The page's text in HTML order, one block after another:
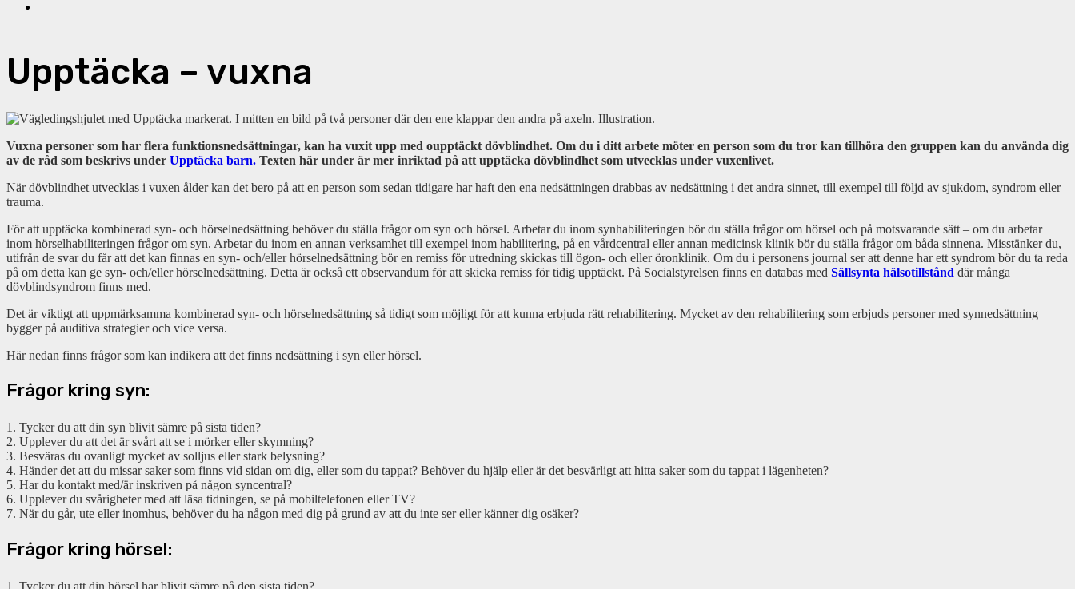
Upptäcka – vuxna
Vuxna personer som har flera funktionsnedsättningar, kan ha vuxit upp med oupptäckt dövblindhet. Om du i ditt arbete möter en person som du tror kan tillhöra den gruppen kan du använda dig
av de råd som beskrivs under Upptäcka barn. Texten här under är mer inriktad på att upptäcka dövblindhet som utvecklas under vuxenlivet.
När dövblindhet utvecklas i vuxen ålder kan det bero på att en person som sedan tidigare har haft den ena nedsättningen drabbas av nedsättning i det andra sinnet, till exempel till följd av sjukdom, syndrom eller
trauma.
För att upptäcka kombinerad syn- och hörselnedsättning behöver du ställa frågor om syn och hörsel. Arbetar du inom synhabiliteringen bör du ställa frågor om hörsel och på motsvarande sätt – om du arbetar
inom hörselhabiliteringen frågor om syn. Arbetar du inom en annan verksamhet till exempel inom habilitering, på en vårdcentral eller annan medicinsk klinik bör du ställa frågor om båda sinnena. Misstänker du,
utifrån de svar du får att det kan finnas en syn- och/eller hörselnedsättning bör en remiss för utredning skickas till ögon- och eller öronklinik. Om du i personens journal ser att denne har ett syndrom bör du ta reda
på om detta kan ge syn- och/eller hörselnedsättning. Detta är också ett observandum för att skicka remiss för tidig upptäckt. På Socialstyrelsen finns en databas med Sällsynta hälsotillstånd där många
dövblindsyndrom finns med.
Det är viktigt att uppmärksamma kombinerad syn- och hörselnedsättning så tidigt som möjligt för att kunna erbjuda rätt rehabilitering. Mycket av den rehabilitering som erbjuds personer med synnedsättning
bygger på auditiva strategier och vice versa.
Här nedan finns frågor som kan indikera att det finns nedsättning i syn eller hörsel.
Frågor kring syn:
1. Tycker du att din syn blivit sämre på sista tiden?
2. Upplever du att det är svårt att se i mörker eller skymning?
3. Besväras du ovanligt mycket av solljus eller stark belysning?
4. Händer det att du missar saker som finns vid sidan om dig, eller som du tappat? Behöver du hjälp eller är det besvärligt att hitta saker som du tappat i lägenheten?
5. Har du kontakt med/är inskriven på någon syncentral?
6. Upplever du svårigheter med att läsa tidningen, se på mobiltelefonen eller TV?
7. När du går, ute eller inomhus, behöver du ha någon med dig på grund av att du inte ser eller känner dig osäker?
Frågor kring hörsel:
1. Tycker du att din hörsel har blivit sämre på den sista tiden?